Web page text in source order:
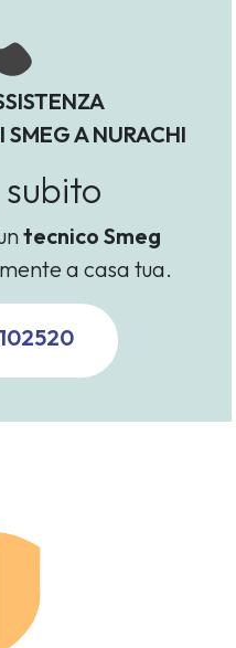
A NURACHI
tecnico Smeg
a casa tua.